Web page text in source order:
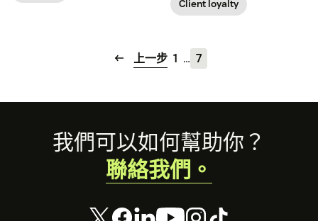
following.
Client loyalty
上一步 1 … 7
Footer我們可以如何幫助你？
聯絡我們。